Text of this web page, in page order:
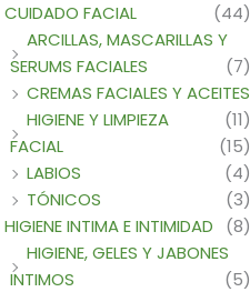
CUIDADO FACIAL
(44)
ARCILLAS, MASCARILLAS Y
SERUMS FACIALES
(7)
CREMAS FACIALES Y ACEITES
(11)
HIGIENE Y LIMPIEZA
FACIAL
(15)
LABIOS
(4)
TÓNICOS
(3)
HIGIENE INTIMA E INTIMIDAD
(8)
HIGIENE, GELES Y JABONES
INTIMOS
(5)